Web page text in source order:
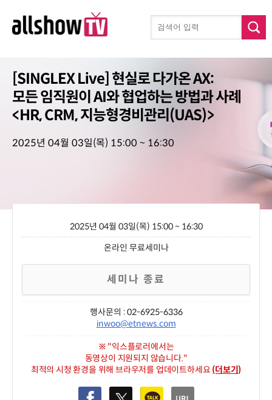
[SINGLEX Live] 현실로 다가온 AX:
모든 임직원이 AI와 협업하는 방법과 사례
<HR, CRM, 지능형경비관리(UAS)>
2025년 04월 03일(목) 15:00 ~ 16:30
2025년 04월 03일(목) 15:00 ~ 16:30
온라인 무료세미나
세미나 종료
행사문의 : 02-6925-6336
inwoo@etnews.com
※ "익스플로러에서는
동영상이 지원되지 않습니다."
최적의 시청 환경을 위해 브라우저를 업데이트하세요 (더보기)